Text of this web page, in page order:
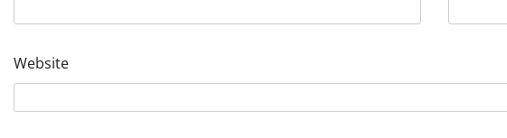
Website